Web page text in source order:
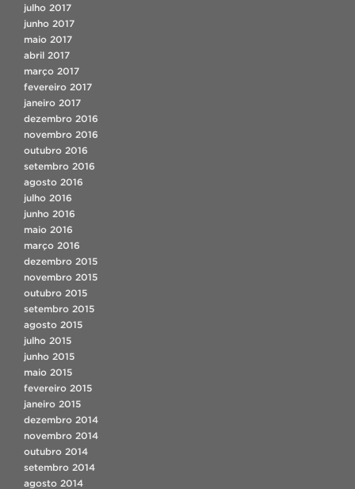
julho 2017
junho 2017
maio 2017
abril 2017
março 2017
fevereiro 2017
janeiro 2017
dezembro 2016
novembro 2016
outubro 2016
setembro 2016
agosto 2016
julho 2016
junho 2016
maio 2016
março 2016
dezembro 2015
novembro 2015
outubro 2015
setembro 2015
agosto 2015
julho 2015
junho 2015
maio 2015
fevereiro 2015
janeiro 2015
dezembro 2014
novembro 2014
outubro 2014
setembro 2014
agosto 2014